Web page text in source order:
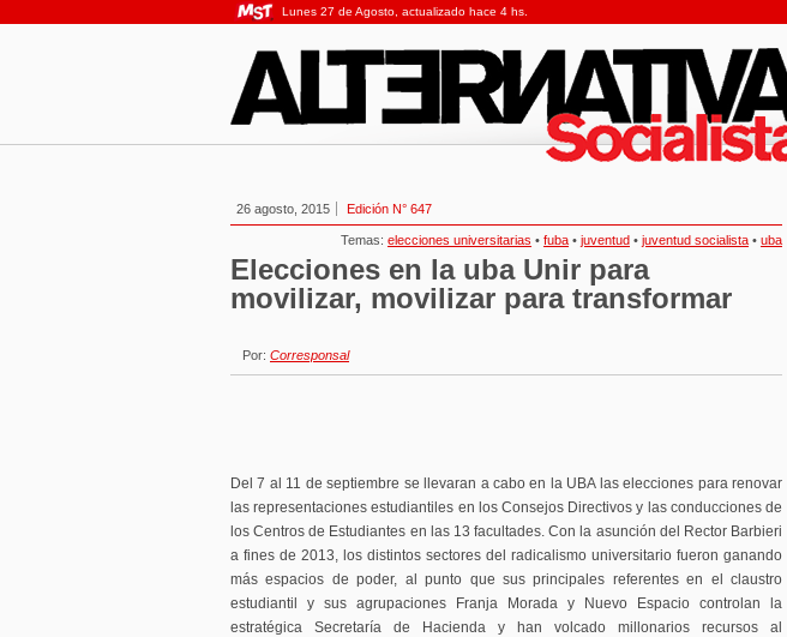
Lunes 27 de Agosto, actualizado hace 4 hs.
26 agosto, 2015 Edición N° 647
Temas: elecciones universitarias • fuba • juventud • juventud socialista • uba
Elecciones en la uba Unir para
movilizar, movilizar para transformar
Por: Corresponsal
Del 7 al 11 de septiembre se llevaran a cabo en la UBA las elecciones para renovar
las representaciones estudiantiles en los Consejos Directivos y las conducciones de
los Centros de Estudiantes en las 13 facultades. Con la asunción del Rector Barbieri
a fines de 2013, los distintos sectores del radicalismo universitario fueron ganando
más espacios de poder, al punto que sus principales referentes en el claustro
estudiantil y sus agrupaciones Franja Morada y Nuevo Espacio controlan la
estratégica Secretaría de Hacienda y han volcado millonarios recursos al